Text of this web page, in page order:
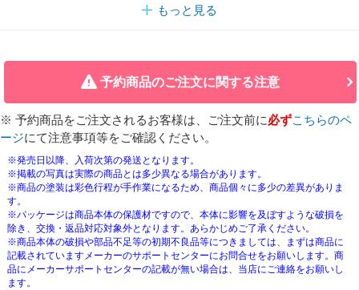
もっと見る
予約商品のご注文に関する注意
※ 予約商品をご注文されるお客様は、ご注文前に必ずこちらのペ
ージにて注意事項等をご確認ください。
※発売日以降、入荷次第の発送となります。
※掲載の写真は実際の商品とは多少異なる場合があります。
※商品の塗装は彩色行程が手作業になるため、商品個々に多少の差異がありま
す。
※パッケージは商品本体の保護材ですので、本体に影響を及ぼすような破損を
除き、交換・返品対応対象外となります。あらかじめご了承ください。
※商品本体の破損や部品不足等の初期不良品等につきましては、まずは商品に
記載されていますメーカーのサポートセンターにお問合せをお願いします。商
品にメーカーサポートセンターの記載が無い場合は、当店にご連絡をお願いし
ます。